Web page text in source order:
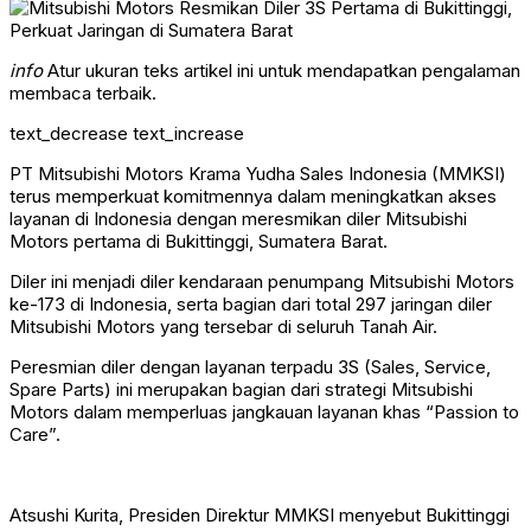
infoAtur ukuran teks artikel ini untuk mendapatkan pengalaman
membaca terbaik.
text_decrease text_increase
PT Mitsubishi Motors Krama Yudha Sales Indonesia (MMKSI)
terus memperkuat komitmennya dalam meningkatkan akses
layanan di Indonesia dengan meresmikan diler Mitsubishi
Motors pertama di Bukittinggi, Sumatera Barat.
Diler ini menjadi diler kendaraan penumpang Mitsubishi Motors
ke-173 di Indonesia, serta bagian dari total 297 jaringan diler
Mitsubishi Motors yang tersebar di seluruh Tanah Air.
Peresmian diler dengan layanan terpadu 3S (Sales, Service,
Spare Parts) ini merupakan bagian dari strategi Mitsubishi
Motors dalam memperluas jangkauan layanan khas “Passion to
Care”.
Atsushi Kurita, Presiden Direktur MMKSI menyebut Bukittinggi